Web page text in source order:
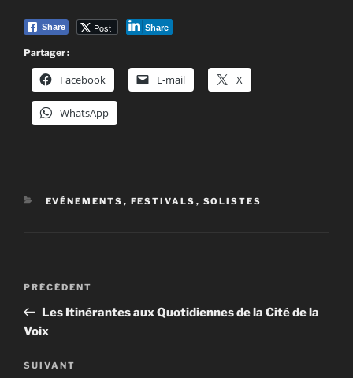
Share Post Share
Partager :
Facebook E-mail X
WhatsApp
CATÉGORIES
EVÉNEMENTS , FESTIVALS , SOLISTES
Navigation
l’article
Article
précédent
PRÉCÉDENT
Les Itinérantes aux Quotidiennes de la Cité de la
Voix
Article
SUIVANT